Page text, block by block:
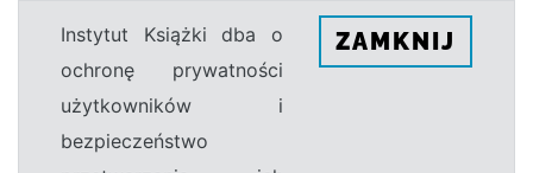
Instytut Książki dba o
ochronę prywatności
użytkowników i
bezpieczeństwo
ZAMKNIJ